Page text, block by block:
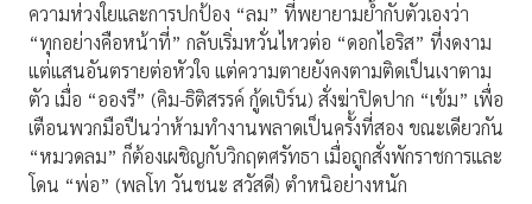
ความห่วงใยและการปกป้อง “ลม” ที่พยายามย้ำกับตัวเองว่า
“ทุกอย่างคือหน้าที่” กลับเริ่มหวั่นไหวต่อ “ดอกไอริส” ที่งดงาม
แต่แสนอันตรายต่อหัวใจ แต่ความตายยังคงตามติดเป็นเงาตาม
ตัว เมื่อ “อองรี” (คิม-ธิติสรรค์ กู้ดเบิร์น) สั่งฆ่าปิดปาก “เข้ม” เพื่อ
เตือนพวกมือปืนว่าห้ามทำงานพลาดเป็นครั้งที่สอง ขณะเดียวกัน
“หมวดลม” ก็ต้องเผชิญกับวิกฤตศรัทธา เมื่อถูกสั่งพักราชการและ
โดน “พ่อ” (พลโท วันชนะ สวัสดี) ตำหนิอย่างหนัก